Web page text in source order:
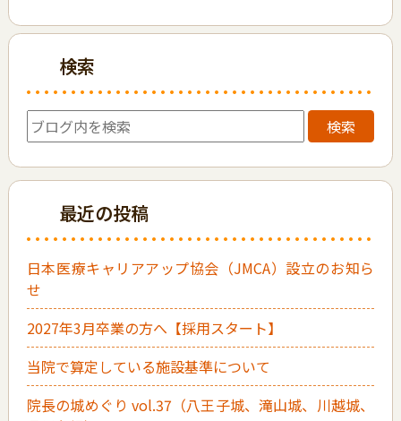
検索
検索
最近の投稿
日本医療キャリアアップ協会（JMCA）設立のお知ら
せ
2027年3月卒業の方へ【採用スタート】
当院で算定している施設基準について
院長の城めぐり vol.37（八王子城、滝山城、川越城、